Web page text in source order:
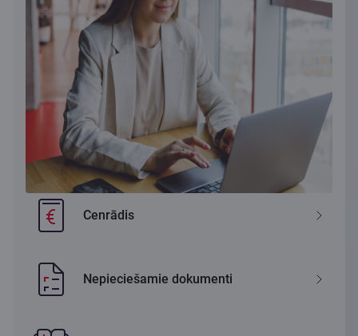
Cenrādis
Nepieciešamie dokumenti